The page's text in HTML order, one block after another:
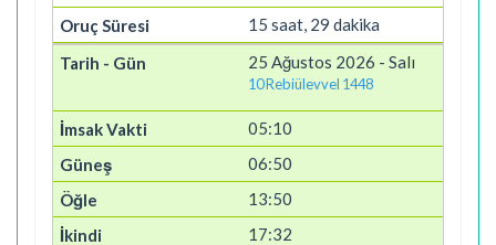
15 saat, 29 dakika
25 Ağustos 2026 - Salı
10 Rebiülevvel 1448
05:10
06:50
13:50
17:32